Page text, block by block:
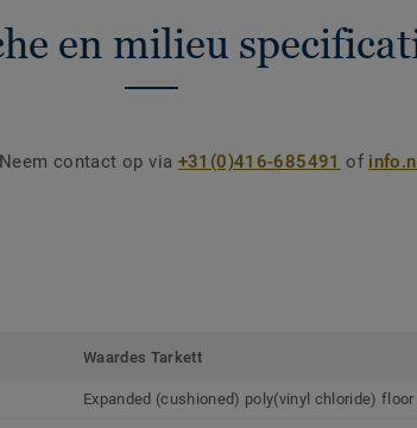
en milieu
contact op via +31(0)416-685491 of
Waardes Tarkett
Expanded (cushioned) poly(vinyl chloride)